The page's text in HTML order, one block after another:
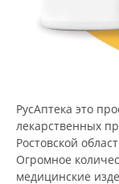
РусАптека это
лекарственных
Ростовской
Огромное
медицинские